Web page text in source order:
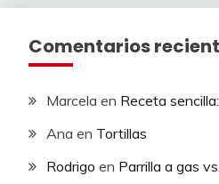
Comentarios
Marcela en Receta
Ana en Tortillas
Rodrigo en Parrilla a gas